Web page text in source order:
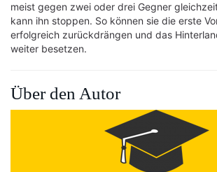
meist gegen zwei oder drei Gegner
kann ihn stoppen. So können sie die erste
erfolgreich zurückdrängen und das
weiter besetzen.
Über den Autor